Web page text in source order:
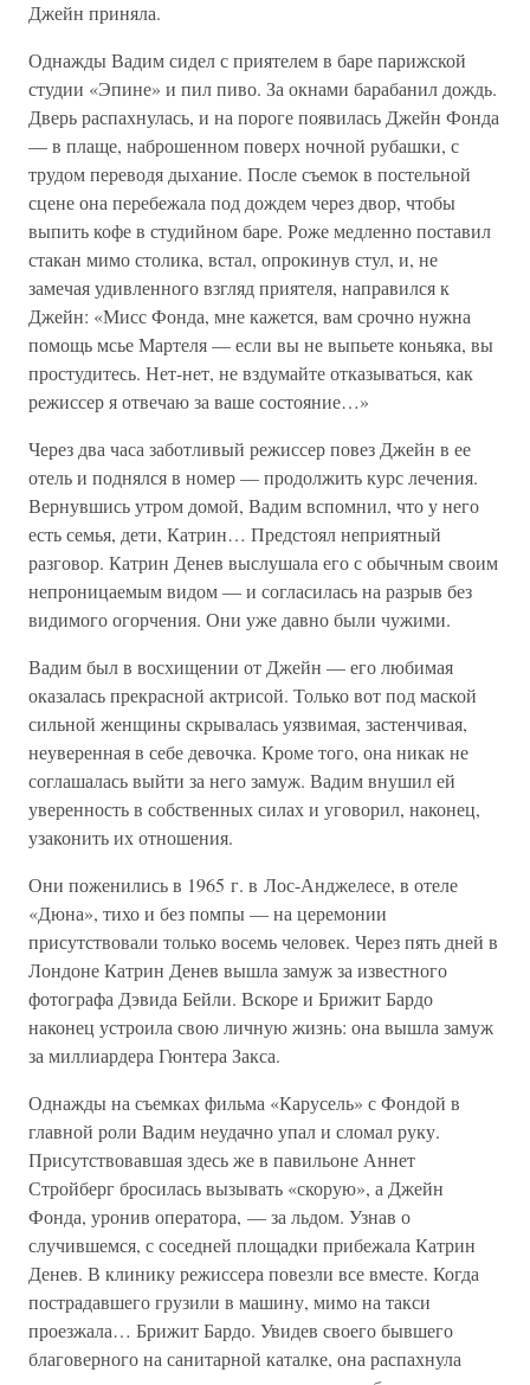
Джейн приняла.
Однажды Вадим сидел с приятелем в баре парижской
студии «Эпине» и пил пиво. За окнами барабанил дождь.
Дверь распахнулась, и на пороге появилась Джейн Фонда
— в плаще, наброшенном поверх ночной рубашки, с
трудом переводя дыхание. После съемок в постельной
сцене она перебежала под дождем через двор, чтобы
выпить кофе в студийном баре. Роже медленно поставил
стакан мимо столика, встал, опрокинув стул, и, не
замечая удивленного взгляд приятеля, направился к
Джейн: «Мисс Фонда, мне кажется, вам срочно нужна
помощь мсье Мартеля — если вы не выпьете коньяка, вы
простудитесь. Нет-нет, не вздумайте отказываться, как
режиссер я отвечаю за ваше состояние…»
Через два часа заботливый режиссер повез Джейн в ее
отель и поднялся в номер — продолжить курс лечения.
Вернувшись утром домой, Вадим вспомнил, что у него
есть семья, дети, Катрин… Предстоял неприятный
разговор. Катрин Денев выслушала его с обычным своим
непроницаемым видом — и согласилась на разрыв без
видимого огорчения. Они уже давно были чужими.
Вадим был в восхищении от Джейн — его любимая
оказалась прекрасной актрисой. Только вот под маской
сильной женщины скрывалась уязвимая, застенчивая,
неуверенная в себе девочка. Кроме того, она никак не
соглашалась выйти за него замуж. Вадим внушил ей
уверенность в собственных силах и уговорил, наконец,
узаконить их отношения.
Они поженились в 1965 г. в Лос-Анджелесе, в отеле
«Дюна», тихо и без помпы — на церемонии
присутствовали только восемь человек. Через пять дней в
Лондоне Катрин Денев вышла замуж за известного
фотографа Дэвида Бейли. Вскоре и Брижит Бардо
наконец устроила свою личную жизнь: она вышла замуж
за миллиардера Гюнтера Закса.
Однажды на съемках фильма «Карусель» с Фондой в
главной роли Вадим неудачно упал и сломал руку.
Присутствовавшая здесь же в павильоне Аннет
Стройберг бросилась вызывать «скорую», а Джейн
Фонда, уронив оператора, — за льдом. Узнав о
случившемся, с соседней площадки прибежала Катрин
Денев. В клинику режиссера повезли все вместе. Когда
пострадавшего грузили в машину, мимо на такси
проезжала… Брижит Бардо. Увидев своего бывшего
благоверного на санитарной каталке, она распахнула